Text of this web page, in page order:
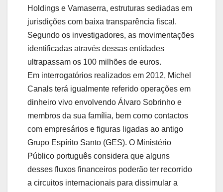
Holdings e Vamaserra, estruturas sediadas em
jurisdições com baixa transparência fiscal.
Segundo os investigadores, as movimentações
identificadas através dessas entidades
ultrapassam os 100 milhões de euros.
Em interrogatórios realizados em 2012, Michel
Canals terá igualmente referido operações em
dinheiro vivo envolvendo Álvaro Sobrinho e
membros da sua família, bem como contactos
com empresários e figuras ligadas ao antigo
Grupo Espírito Santo (GES). O Ministério
Público português considera que alguns
desses fluxos financeiros poderão ter recorrido
a circuitos internacionais para dissimular a